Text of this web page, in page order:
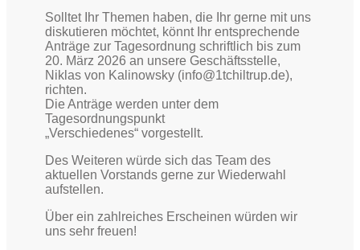
Solltet Ihr Themen haben, die Ihr gerne mit uns
diskutieren möchtet, könnt Ihr entsprechende
Anträge zur Tagesordnung schriftlich bis zum
20. März 2026 an unsere Geschäftsstelle,
Niklas von Kalinowsky (info@1tchiltrup.de),
richten.
Die Anträge werden unter dem
Tagesordnungspunkt
„Verschiedenes“ vorgestellt.
Des Weiteren würde sich das Team des
aktuellen Vorstands gerne zur Wiederwahl
aufstellen.
Über ein zahlreiches Erscheinen würden wir
uns sehr freuen!